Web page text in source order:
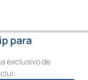
para
exclusivo de